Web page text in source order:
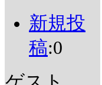
新規投
稿:0